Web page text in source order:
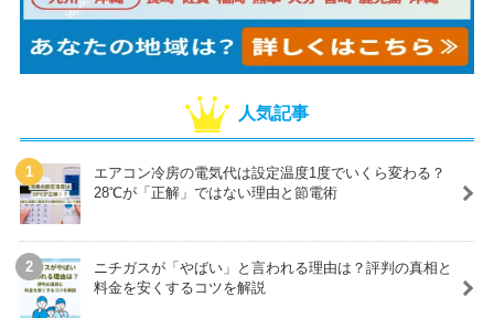
人気記事
エアコン冷房の電気代は設定温度1度でいくら変わる？
28℃が「正解」ではない理由と節電術
ニチガスが「やばい」と言われる理由は？評判の真相と
料金を安くするコツを解説